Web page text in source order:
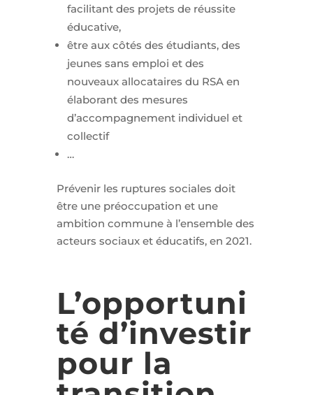
facilitant des projets de réussite
éducative,
être aux côtés des étudiants, des
jeunes sans emploi et des
nouveaux allocataires du RSA en
élaborant des mesures
d’accompagnement individuel et
collectif
…
Prévenir les ruptures sociales doit
être une préoccupation et une
ambition commune à l’ensemble des
acteurs sociaux et éducatifs, en 2021.
L’opportuni
té d’investir
pour la